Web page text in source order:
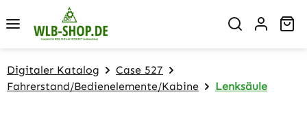
Zum Hauptinhalt springen
Digitaler Katalog
Case 527
Fahrerstand/Bedienelemente/Kabine
Lenksäule